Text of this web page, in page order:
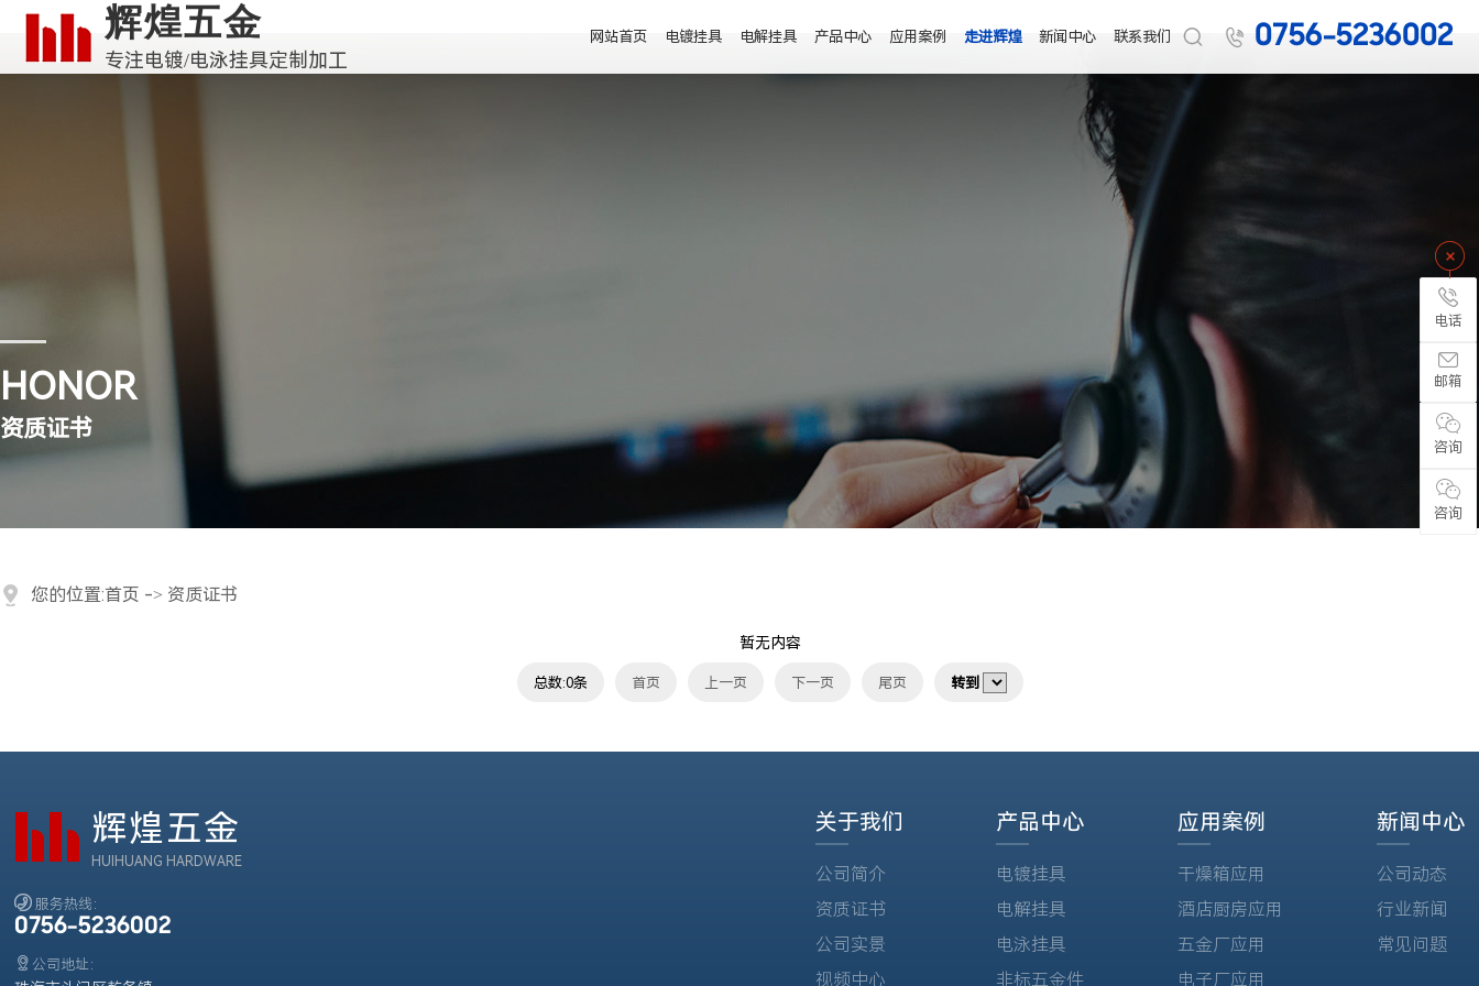
辉煌五金
专注电镀/电泳挂具定制加工
网站首页 电镀挂具 电解挂具 产品中心 应用案例 走进辉煌 新闻中心 联系我们   0756-5236002
HONOR
资质证书
您的位置:首页 -> 资质证书
暂无内容
总数:0条 首页 上一页 下一页 尾页 转到
辉煌五金
HUIHUANG HARDWARE
 服务热线：
0756-5236002
 公司地址：
关于我们
公司简介
资质证书
公司实景
视频中心
产品中心
电镀挂具
电解挂具
电泳挂具
非标五金件
应用案例
干燥箱应用
酒店厨房应用
五金厂应用
电子厂应用
新闻中心
公司动态
行业新闻
常见问题
电话
邮箱
咨询
咨询